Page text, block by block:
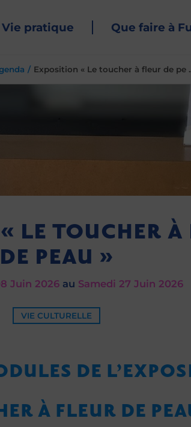
Vie pratique Que faire à
Exposition « Le toucher à fleur de pe
LE TOUCHER À
DE PEAU »
Juin 2026 au Samedi 27 Juin 2026
VIE CULTURELLE
DE
À FLEUR DE